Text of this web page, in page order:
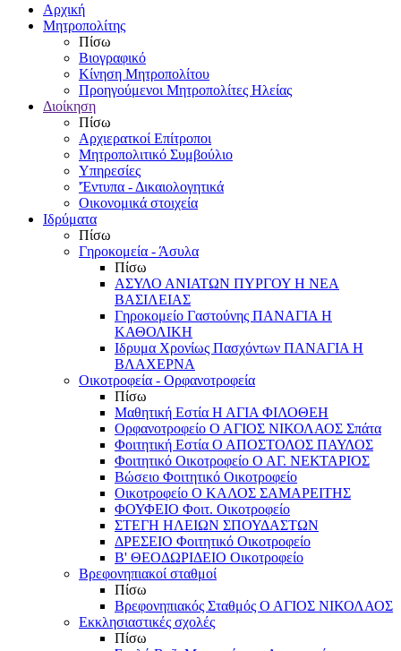
Αρχική
Μητροπολίτης
Πίσω
Βιογραφικό
Κίνηση Μητροπολίτου
Προηγούμενοι Μητροπολίτες Ηλείας
Διοίκηση
Πίσω
Αρχιερατκοί Επίτροποι
Μητροπολιτικό Συμβούλιο
Υπηρεσίες
'Έντυπα - Δικαιολογητικά
Οικονομικά στοιχεία
Ιδρύματα
Πίσω
Γηροκομεία - Άσυλα
Πίσω
ΑΣΥΛΟ ΑΝΙΑΤΩΝ ΠΥΡΓΟΥ Η ΝΕΑ
ΒΑΣΙΛΕΙΑΣ
Γηροκομείο Γαστούνης ΠΑΝΑΓΙΑ Η
ΚΑΘΟΛΙΚΗ
Ιδρυμα Χρονίως Πασχόντων ΠΑΝΑΓΙΑ Η
ΒΛΑΧΕΡΝΑ
Οικοτροφεία - Ορφανοτροφεία
Πίσω
Μαθητική Εστία Η ΑΓΙΑ ΦΙΛΟΘΕΗ
Ορφανοτροφείο Ο ΑΓΙΟΣ ΝΙΚΟΛΑΟΣ Σπάτα
Φοιτητική Εστία Ο ΑΠΟΣΤΟΛΟΣ ΠΑΥΛΟΣ
Φοιτητικό Οικοτροφείο Ο ΑΓ. ΝΕΚΤΑΡΙΟΣ
Βώσειο Φοιτητικό Οικοτροφείο
Οικοτροφείο Ο ΚΑΛΟΣ ΣΑΜΑΡΕΙΤΗΣ
ΦΟΥΦΕΙΟ Φοιτ. Οικοτροφείο
ΣΤΕΓΗ ΗΛΕΙΩΝ ΣΠΟΥΔΑΣΤΩΝ
ΔΡΕΣΕΙΟ Φοιτητικό Οικοτροφείο
Β' ΘΕΟΔΩΡΙΔΕΙΟ Οικοτροφείο
Βρεφονηπιακοί σταθμοί
Πίσω
Βρεφονηπιακός Σταθμός Ο ΑΓΙΟΣ ΝΙΚΟΛΑΟΣ
Εκκλησιαστικές σχολές
Πίσω